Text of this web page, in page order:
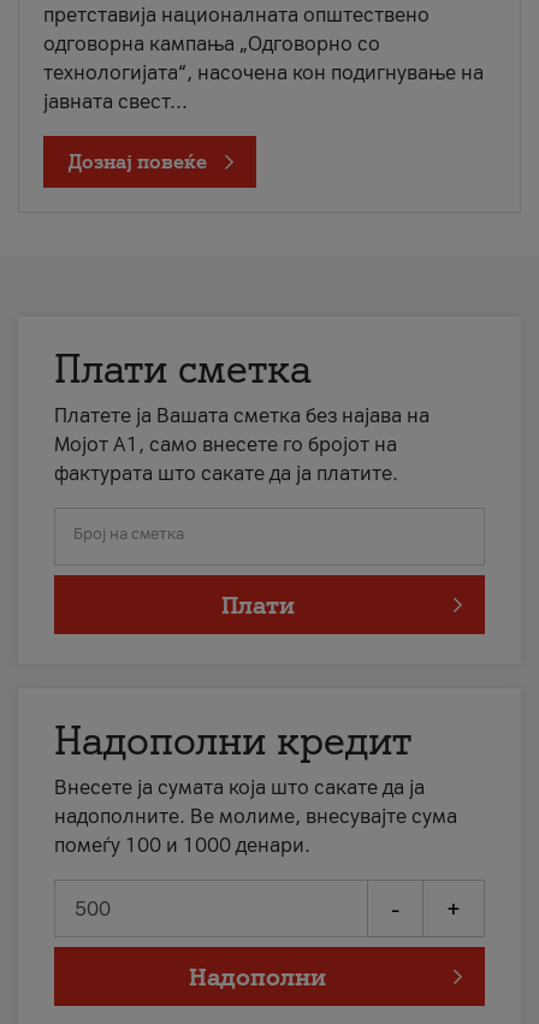
претставија националната општествено
одговорна кампања „Одговорно со
технологијата“, насочена кон подигнување на
јавната свест...
Дознај повеќе
Плати сметка
Платете ја Вашата сметка без најава на
Мојот А1, само внесете го бројот на
фактурата што сакате да ја платите.
Број на сметка
Плати
Надополни кредит
Внесете ја сумата која што сакате да ја
надополните. Ве молиме, внесувајте сума
помеѓу 100 и 1000 денари.
- +
Надополни